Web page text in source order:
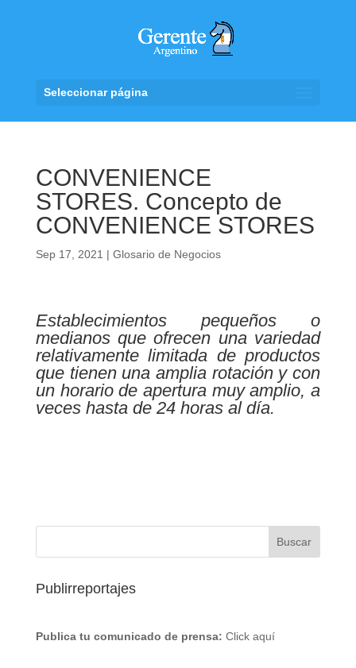
Seleccionar página
CONVENIENCE
STORES. Concepto de
CONVENIENCE STORES
Sep 17, 2021 | Glosario de Negocios
Establecimientos pequeños o
medianos que ofrecen una variedad
relativamente limitada de productos
que tienen una amplia rotación y con
un horario de apertura muy amplio, a
veces hasta de 24 horas al día.
Publirreportajes
Publica tu comunicado de prensa: Click aquí